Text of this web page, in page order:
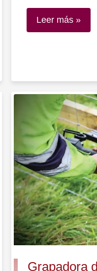
Leer más »
Grapadora
Grapadora
de
vallas
Senco
GT40FS